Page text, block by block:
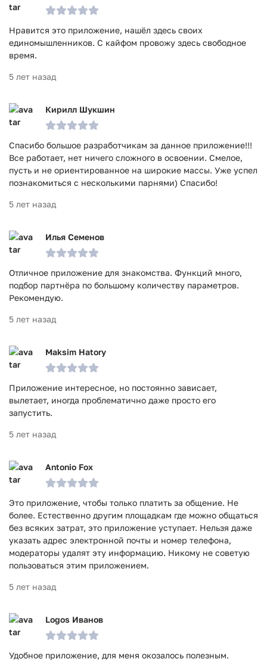
Нравится это приложение, нашёл здесь своих
единомышленников. С кайфом провожу здесь свободное
время.
5 лет назад
Кирилл Шукшин
Спасибо большое разработчикам за данное приложение!!!
Все работает, нет ничего сложного в освоении. Смелое,
пусть и не ориентированное на широкие массы. Уже успел
познакомиться с несколькими парнями) Спасибо!
5 лет назад
Илья Семенов
Отличное приложение для знакомства. Функций много,
подбор партнёра по большому количеству параметров.
Рекомендую.
5 лет назад
Maksim Hatory
Приложение интересное, но постоянно зависает,
вылетает, иногда проблематично даже просто его
запустить.
5 лет назад
Antonio Fox
Это приложение, чтобы только платить за общение. Не
более. Естественно другим площадкам где можно общаться
без всяких затрат, это приложение уступает. Нельзя даже
указать адрес электронной почты и номер телефона,
модераторы удалят эту информацию. Никому не советую
пользоваться этим приложением.
5 лет назад
Logos Иванов
Удобное приложение, для меня окозалось полезным.